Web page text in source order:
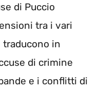
di Puccio
tra i vari
traducono in
di crimine
e i conflitti di